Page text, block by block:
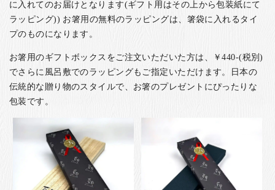
に入れてのお届けとなります(ギフト用はその上から包装紙にて
ラッピング)) お箸用の無料のラッピングは、箸袋に入れるタイ
プのものになります。
お箸用のギフトボックスをご注文いただいた方は、￥440-(税別)
でさらに風呂敷でのラッピングもご指定いただけます。日本の
伝統的な贈り物のスタイルで、お箸のプレゼントにぴったりな
包装です。